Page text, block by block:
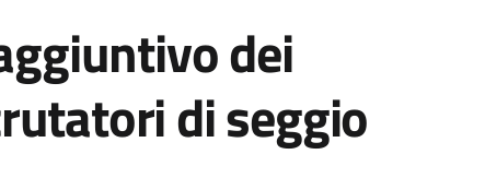
dei Presidenti e
dei
di seggio